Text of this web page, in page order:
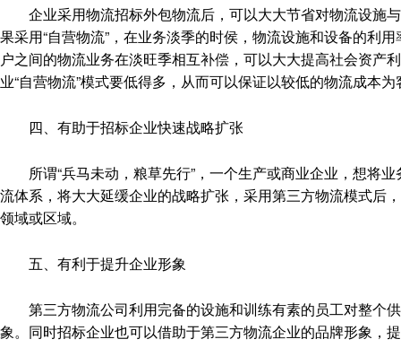
企业采用物流招标外包物流后，可以大大节省对物流设施
果采用“自营物流”，在业务淡季的时侯，物流设施和设备的利
户之间的物流业务在淡旺季相互补偿，可以大大提高社会资产
业“自营物流”模式要低得多，从而可以保证以较低的物流成本
四、有助于招标企业快速战略扩张
所谓“兵马未动，粮草先行”，一个生产或商业企业，想将
流体系，将大大延缓企业的战略扩张，采用第三方物流模式后
领域或区域。
五、有利于提升企业形象
第三方物流公司利用完备的设施和训练有素的员工对整个
象。同时招标企业也可以借助于第三方物流企业的品牌形象，